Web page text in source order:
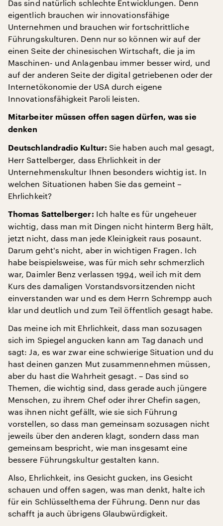
Das sind natürlich schlechte Entwicklungen. Denn
eigentlich brauchen wir innovationsfähige
Unternehmen und brauchen wir fortschrittliche
Führungskulturen. Denn nur so können wir auf der
einen Seite der chinesischen Wirtschaft, die ja im
Maschinen- und Anlagenbau immer besser wird, und
auf der anderen Seite der digital getriebenen oder der
Internetökonomie der USA durch eigene
Innovationsfähigkeit Paroli leisten.
Mitarbeiter müssen offen sagen dürfen, was sie
denken
Deutschlandradio Kultur: Sie haben auch mal gesagt,
Herr Sattelberger, dass Ehrlichkeit in der
Unternehmenskultur Ihnen besonders wichtig ist. In
welchen Situationen haben Sie das gemeint –
Ehrlichkeit?
Thomas Sattelberger: Ich halte es für ungeheuer
wichtig, dass man mit Dingen nicht hinterm Berg hält,
jetzt nicht, dass man jede Kleinigkeit raus posaunt.
Darum geht's nicht, aber in wichtigen Fragen. Ich
habe beispielsweise, was für mich sehr schmerzlich
war, Daimler Benz verlassen 1994, weil ich mit dem
Kurs des damaligen Vorstandsvorsitzenden nicht
einverstanden war und es dem Herrn Schrempp auch
klar und deutlich und zum Teil öffentlich gesagt habe.
Das meine ich mit Ehrlichkeit, dass man sozusagen
sich im Spiegel angucken kann am Tag danach und
sagt: Ja, es war zwar eine schwierige Situation und du
hast deinen ganzen Mut zusammennehmen müssen,
aber du hast die Wahrheit gesagt. – Das sind so
Themen, die wichtig sind, dass gerade auch jüngere
Menschen, zu ihrem Chef oder ihrer Chefin sagen,
was ihnen nicht gefällt, wie sie sich Führung
vorstellen, so dass man gemeinsam sozusagen nicht
jeweils über den anderen klagt, sondern dass man
gemeinsam bespricht, wie man insgesamt eine
bessere Führungskultur gestalten kann.
Also, Ehrlichkeit, ins Gesicht gucken, ins Gesicht
schauen und offen sagen, was man denkt, halte ich
für ein Schlüsselthema der Führung. Denn nur das
schafft ja auch übrigens Glaubwürdigkeit.